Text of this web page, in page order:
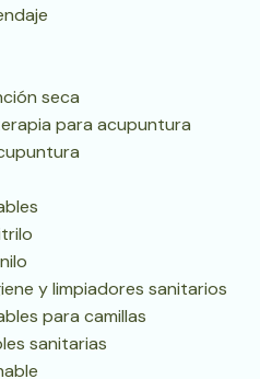
seca
para acupuntura
y limpiadores sanitarios
para camillas
sanitarias